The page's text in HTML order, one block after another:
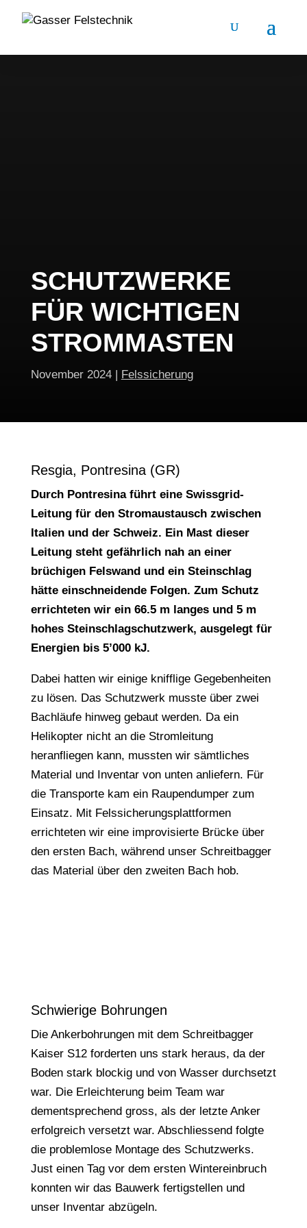
SCHUTZWERKE
FÜR WICHTIGEN
STROMMASTEN
November 2024| Felssicherung
Resgia, Pontresina (GR)
Durch Pontresina führt eine Swissgrid-
Leitung für den Stromaustausch zwischen
Italien und der Schweiz. Ein Mast dieser
Leitung steht gefährlich nah an einer
brüchigen Felswand und ein Steinschlag
hätte einschneidende Folgen. Zum Schutz
errichteten wir ein 66.5 m langes und 5 m
hohes Steinschlagschutzwerk, ausgelegt für
Energien bis 5’000 kJ.
Dabei hatten wir einige knifflige Gegebenheiten
zu lösen. Das Schutzwerk musste über zwei
Bachläufe hinweg gebaut werden. Da ein
Helikopter nicht an die Stromleitung
heranfliegen kann, mussten wir sämtliches
Material und Inventar von unten anliefern. Für
die Transporte kam ein Raupendumper zum
Einsatz. Mit Felssicherungsplattformen
errichteten wir eine improvisierte Brücke über
den ersten Bach, während unser Schreitbagger
das Material über den zweiten Bach hob.
Schwierige Bohrungen
Die Ankerbohrungen mit dem Schreitbagger
Kaiser S12 forderten uns stark heraus, da der
Boden stark blockig und von Wasser durchsetzt
war. Die Erleichterung beim Team war
dementsprechend gross, als der letzte Anker
erfolgreich versetzt war. Abschliessend folgte
die problemlose Montage des Schutzwerks.
Just einen Tag vor dem ersten Wintereinbruch
konnten wir das Bauwerk fertigstellen und
unser Inventar abzügeln.